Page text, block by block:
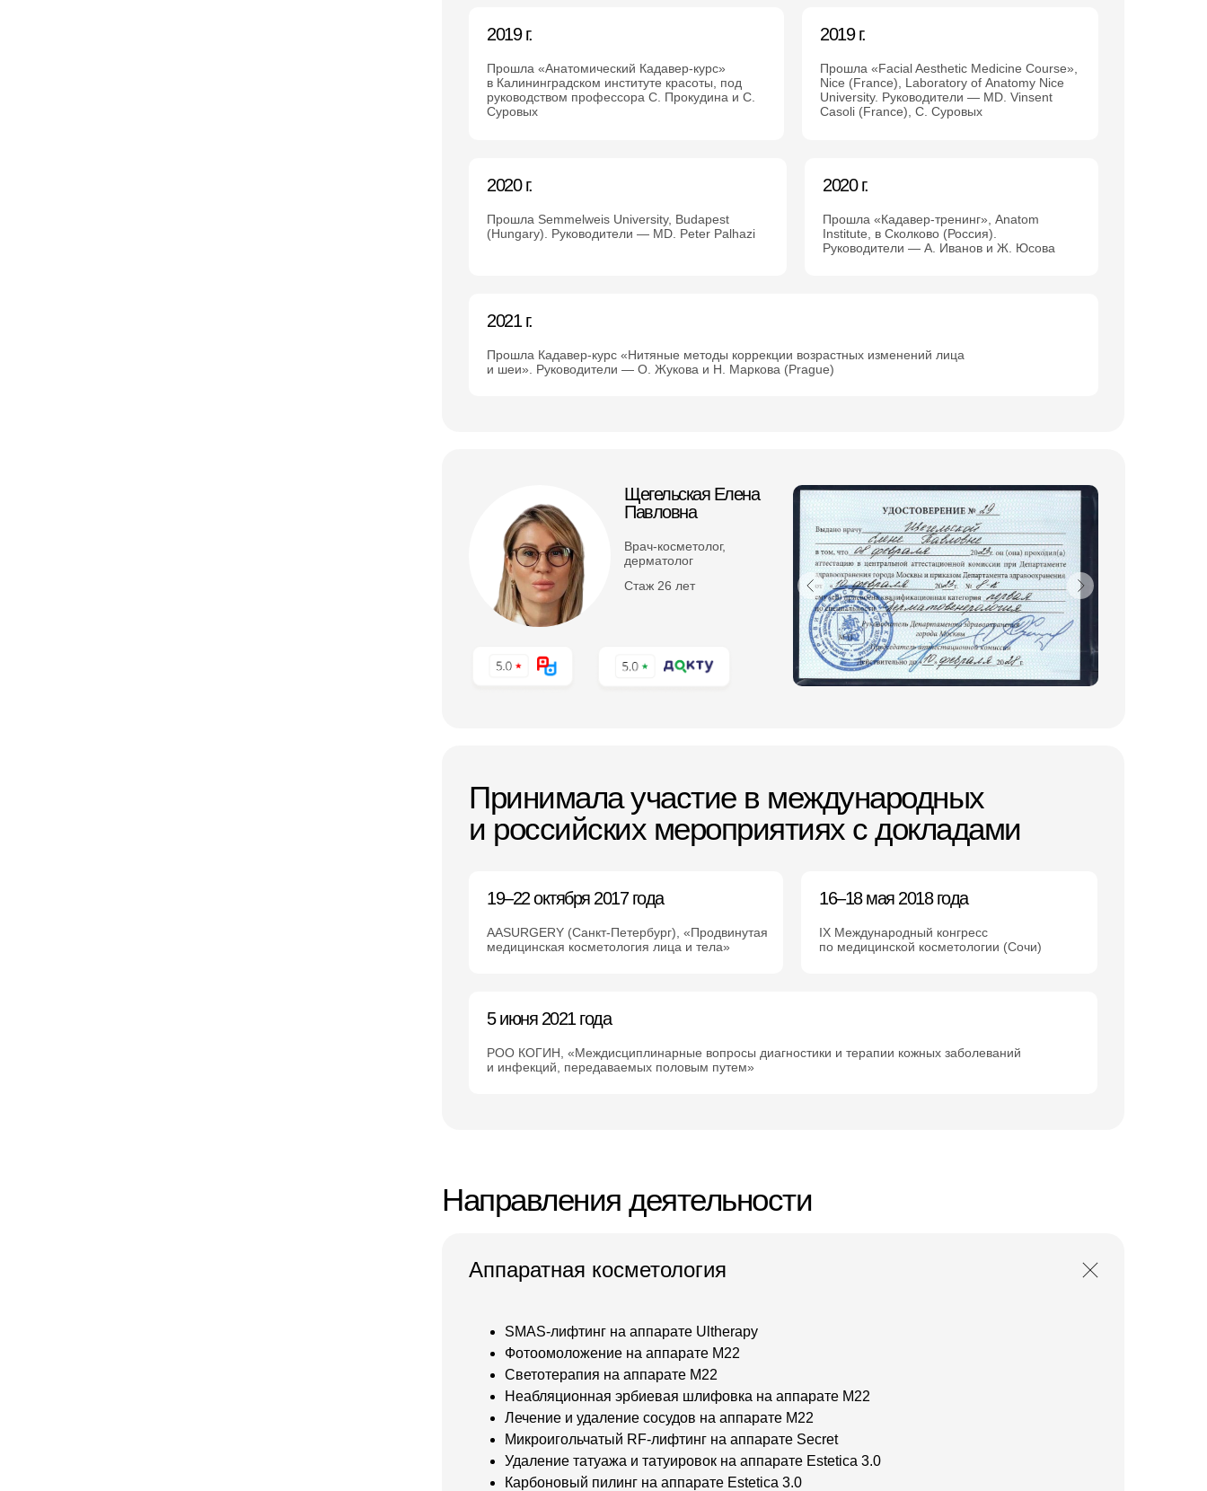
2019 г.
Прошла «Анатомический Кадавер-курс»
в Калининградском институте красоты, под
руководством профессора С. Прокудина и С.
Суровых
2019 г.
Прошла «Facial Aesthetic Medicine Course»,
Nice (France), Laboratory of Anatomy Nice
University. Руководители — MD. Vinsent
Casoli (France), С. Суровых
2020 г.
Прошла Semmelweis University, Budapest
(Hungary). Руководители — MD. Peter Palhazi
2020 г.
Прошла «Кадавер-тренинг», Anatom
Institute, в Сколково (Россия).
Руководители — А. Иванов и Ж. Юсова
2021 г.
Прошла Кадавер-курс «Нитяные методы коррекции возрастных изменений лица
и шеи». Руководители — О. Жукова и Н. Маркова (Prague)
Щегельская Елена
Павловна
Врач-косметолог,
дерматолог
Стаж 26 лет
19–22 октября 2017 года
AASURGERY (Санкт-Петербург), «Продвинутая
медицинская косметология лица и тела»
16–18 мая 2018 года
IX Международный конгресс
по медицинской косметологии (Сочи)
5 июня 2021 года
РОО КОГИН, «Междисциплинарные вопросы диагностики и терапии кожных заболеваний
и инфекций, передаваемых половым путем»
Принимала участие в международных
и российских мероприятиях с докладами
Направления деятельности
Аппаратная косметология
SMAS-лифтинг на аппарате Ultherapy
Фотоомоложение на аппарате M22
Светотерапия на аппарате M22
Неабляционная эрбиевая шлифовка на аппарате M22
Лечение и удаление сосудов на аппарате M22
Микроигольчатый RF-лифтинг на аппарате Secret
Удаление татуажа и татуировок на аппарате Estetica 3.0
Карбоновый пилинг на аппарате Estetica 3.0